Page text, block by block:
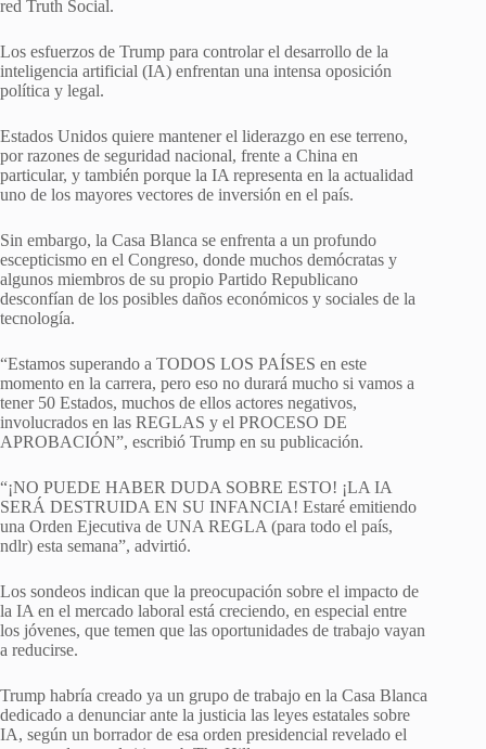
red Truth Social.
Los esfuerzos de Trump para controlar el desarrollo de la
inteligencia artificial (IA) enfrentan una intensa oposición
política y legal.
Estados Unidos quiere mantener el liderazgo en ese terreno,
por razones de seguridad nacional, frente a China en
particular, y también porque la IA representa en la actualidad
uno de los mayores vectores de inversión en el país.
Sin embargo, la Casa Blanca se enfrenta a un profundo
escepticismo en el Congreso, donde muchos demócratas y
algunos miembros de su propio Partido Republicano
desconfían de los posibles daños económicos y sociales de la
tecnología.
“Estamos superando a TODOS LOS PAÍSES en este
momento en la carrera, pero eso no durará mucho si vamos a
tener 50 Estados, muchos de ellos actores negativos,
involucrados en las REGLAS y el PROCESO DE
APROBACIÓN”, escribió Trump en su publicación.
“¡NO PUEDE HABER DUDA SOBRE ESTO! ¡LA IA
SERÁ DESTRUIDA EN SU INFANCIA! Estaré emitiendo
una Orden Ejecutiva de UNA REGLA (para todo el país,
ndlr) esta semana”, advirtió.
Los sondeos indican que la preocupación sobre el impacto de
la IA en el mercado laboral está creciendo, en especial entre
los jóvenes, que temen que las oportunidades de trabajo vayan
a reducirse.
Trump habría creado ya un grupo de trabajo en la Casa Blanca
dedicado a denunciar ante la justicia las leyes estatales sobre
IA, según un borrador de esa orden presidencial revelado el